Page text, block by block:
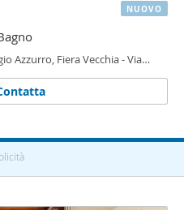
Azzurro, Fiera Vecchia - Via
NUOVO